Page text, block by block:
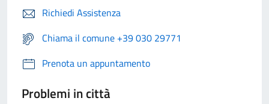
Richiedi Assistenza
Chiama il comune +39 030 29771
Prenota un appuntamento
Problemi in città